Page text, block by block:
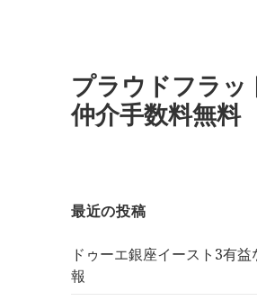
プラウドフラッ
仲介手数料無料
最近の投稿
ドゥーエ銀座イースト3有益
報